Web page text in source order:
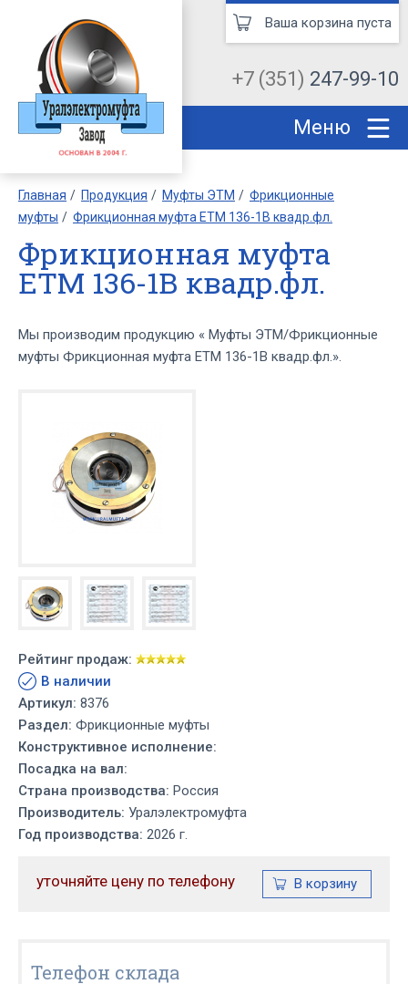
+7 (351) 247-99-10
Ваша корзина пуста
Меню
Главная Продукция Муфты ЭТМ
Фрикционные
муфты
Фрикционная муфта ЕТМ 136-1В квадр.фл.
Фрикционная муфта
ЕТМ 136-1В квадр.фл.
Мы производим продукцию « Муфты ЭТМ/Фрикционные
муфты Фрикционная муфта ЕТМ 136-1В квадр.фл.».
Рейтинг продаж:
В наличии
Артикул: 8376
Раздел: Фрикционные муфты
Конструктивное исполнение:
Посадка на вал:
Страна производства: Россия
Производитель: Уралэлектромуфта
Год производства: 2026 г.
уточняйте цену по телефону
Телефон склада